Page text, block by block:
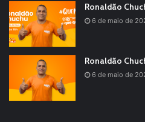
Ronaldão
6 de maio de
Ronaldão
6 de maio de